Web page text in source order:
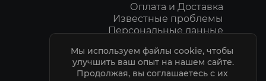
Мы используем файлы cookie, чтобы
улучшить ваш опыт на нашем сайте.
Продолжая, вы соглашаетесь с их
Оплата и Доставка
Известные проблемы
Персональные данные
Политика Конфидециальности
ELITEPVPERS